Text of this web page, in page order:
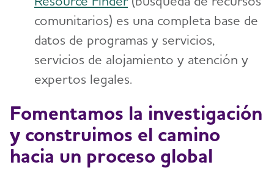
comunitarios) es una completa base de
datos de programas y servicios,
servicios de alojamiento y atención y
expertos legales.
Fomentamos la investigación
y construimos el camino
hacia un proceso global